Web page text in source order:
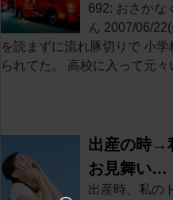
692: おさかな
ん 2007/06/
を読まずに流れ豚切りで 小
られてた。 高校に入って元
出産の時→
お見舞い…
出産時、私の